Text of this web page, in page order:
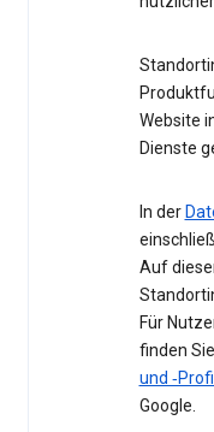
Website
Dienste
In der
Auf
Für
finden
und
Google.